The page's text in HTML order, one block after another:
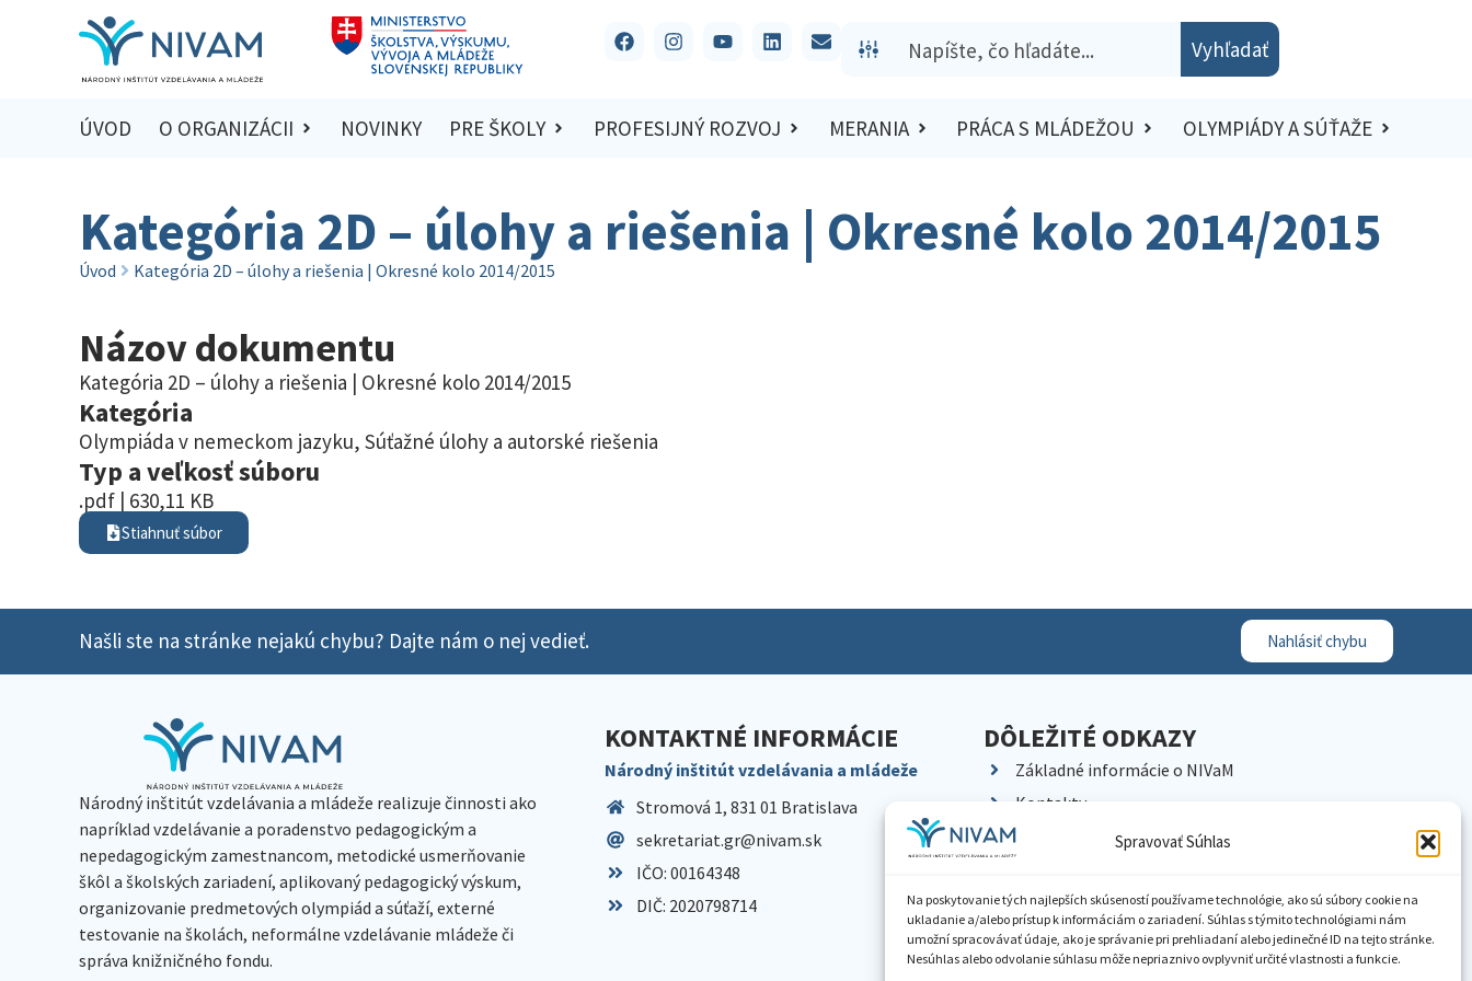
Spravovať Súhlas
Na poskytovanie tých najlepších skúseností používame technológie, ako sú súbory cookie na
ukladanie a/alebo prístup k informáciám o zariadení. Súhlas s týmito technológiami nám
umožní spracovávať údaje, ako je správanie pri prehliadaní alebo jedinečné ID na tejto stránke.
Nesúhlas alebo odvolanie súhlasu môže nepriaznivo ovplyvniť určité vlastnosti a funkcie.
Vyhľadať
ÚVOD O ORGANIZÁCII NOVINKY PRE ŠKOLY PROFESIJNÝ ROZVOJ MERANIA PRÁCA S MLÁDEŽOU OLYMPIÁDY A SÚŤAŽE
Kategória 2D – úlohy a riešenia | Okresné kolo 2014/2015
Úvod Kategória 2D – úlohy a riešenia | Okresné kolo 2014/2015
Názov dokumentu
Kategória 2D – úlohy a riešenia | Okresné kolo 2014/2015
Kategória
Olympiáda v nemeckom jazyku, Súťažné úlohy a autorské riešenia
Typ a veľkosť súboru
.pdf | 630,11 KB
Stiahnuť súbor
Našli ste na stránke nejakú chybu? Dajte nám o nej vedieť. Nahlásiť chybu
Národný inštitút vzdelávania a mládeže realizuje činnosti ako
napríklad vzdelávanie a poradenstvo pedagogickým a
nepedagogickým zamestnancom, metodické usmerňovanie
škôl a školských zariadení, aplikovaný pedagogický výskum,
organizovanie predmetových olympiád a súťaží, externé
testovanie na školách, neformálne vzdelávanie mládeže či
správa knižničného fondu.
KONTAKTNÉ INFORMÁCIE
Národný inštitút vzdelávania a mládeže
Stromová 1, 831 01 Bratislava
sekretariat.gr@nivam.sk
IČO: 00164348
DIČ: 2020798714
DÔLEŽITÉ ODKAZY
Základné informácie o NIVaM
Kontakty
Kariéra
Pracoviská NIVaM
Dokumenty inštitúcie
Knižnica